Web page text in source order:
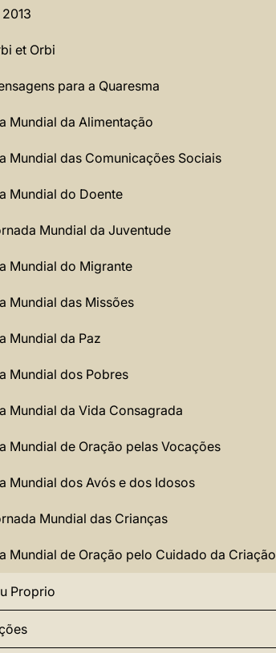
2013
et Orbi
para a Quaresma
Mundial da Alimentação
Mundial das Comunicações Sociais
Mundial do Doente
Mundial da Juventude
Mundial do Migrante
Mundial das Missões
Mundial da Paz
Mundial dos Pobres
Mundial da Vida Consagrada
Mundial de Oração pelas Vocações
Mundial dos Avós e dos Idosos
Mundial das Crianças
Mundial de Oração pelo Cuidado da Criação
Proprio